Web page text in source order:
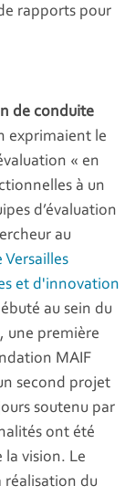
rapports pour
de conduite
exprimaient le
« en
à un
d’évaluation
au
et d'innovation
au sein du
une première
MAIF
second projet
soutenu par
ont été
la vision. Le
réalisation du